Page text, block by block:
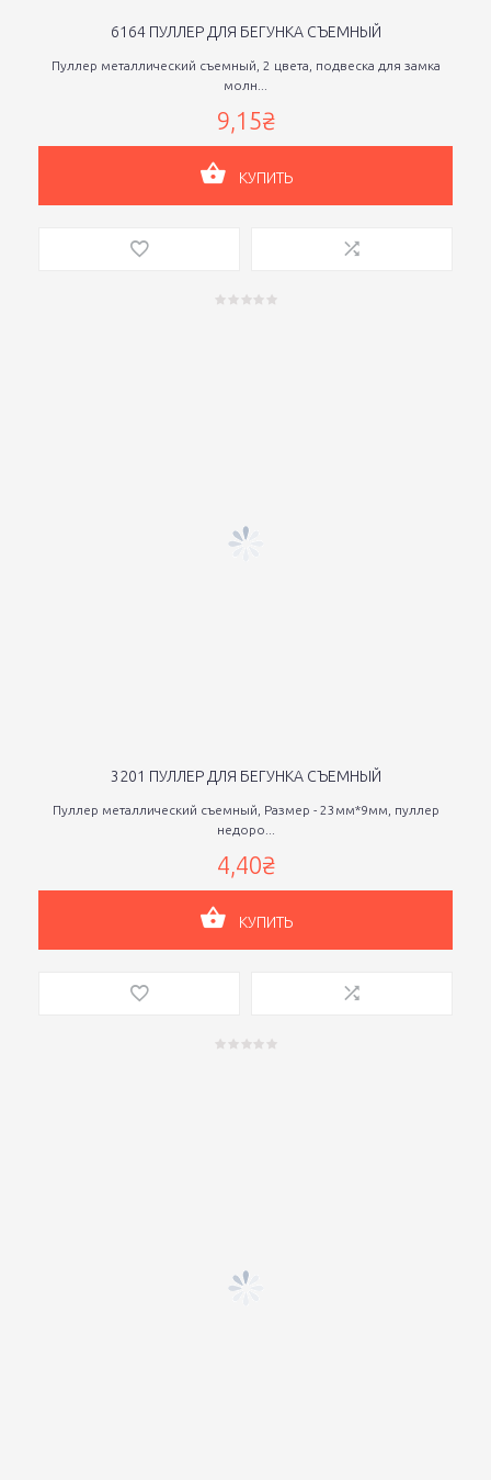
6164 ПУЛЛЕР ДЛЯ БЕГУНКА СЪЕМНЫЙ
Пуллер металлический съемный, 2 цвета, подвеска для замка
молн...
9,15₴
КУПИТЬ
3201 ПУЛЛЕР ДЛЯ БЕГУНКА СЪЕМНЫЙ
Пуллер металлический съемный, Размер - 23мм*9мм, пуллер
недоро...
4,40₴
КУПИТЬ